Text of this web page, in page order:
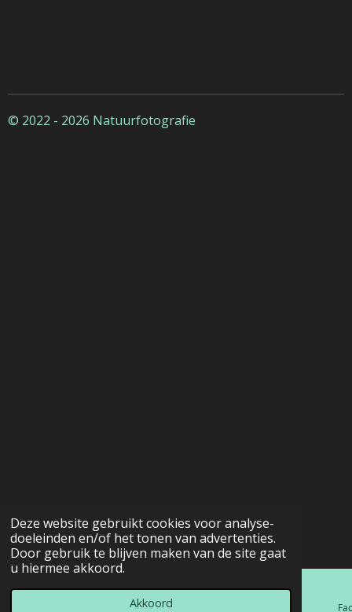
Deze website gebruikt cookies voor analyse-
doeleinden en/of het tonen van advertenties.
Door gebruik te blijven maken van de site gaat
u hiermee akkoord.
Akkoord
© 2022 - 2026 Natuurfotografie
Telefoonnummer